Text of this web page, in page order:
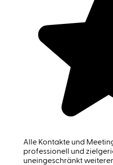
Alle Kontakte und
professionell und
uneingeschränkt